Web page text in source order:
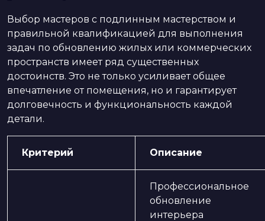
Выбор мастеров с подлинным мастерством и
правильной квалификацией для выполнения
задач по обновлению жилых или коммерческих
пространств имеет ряд существенных
достоинств. Это не только усиливает общее
впечатление от помещения, но и гарантирует
долговечность и функциональность каждой
детали.
Критерий Описание
Профессиональное
обновление
интерьера